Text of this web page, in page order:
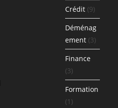
Crédit (9)
Déménag
ement (3)
Finance
(3)
Formation
(1)